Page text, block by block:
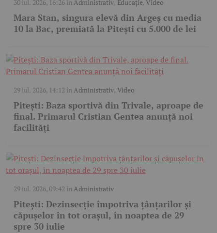
30 iul. 2026, 16:26înAdministrativ, Educație,Video
Mara Stan, singura elevă din Argeș cu media
10 la Bac, premiată la Pitești cu 5.000 de lei
29 iul. 2026, 14:12 înAdministrativ, Video
Pitești: Baza sportivă din Trivale, aproape de
final. Primarul Cristian Gentea anunță noi
facilități
29 iul. 2026, 09:42 înAdministrativ
Pitești: Dezinsecție împotriva țânțarilor și
căpușelor în tot orașul, în noaptea de 29
spre 30 iulie